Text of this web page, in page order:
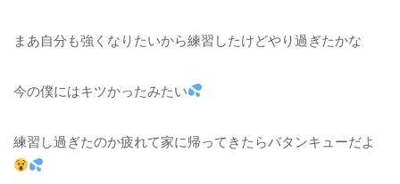
まあ自分も強くなりたいから練習したけどやり過ぎたかな
今の僕にはキツかったみたい
練習し過ぎたのか疲れて家に帰ってきたらバタンキューだよ